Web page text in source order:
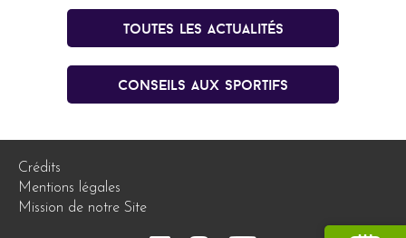
Toutes les actualités
conseils aux sportifs
Crédits
Mentions légales
Mission de notre Site